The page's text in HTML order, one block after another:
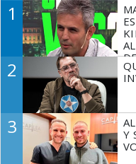
1
2
3
Y